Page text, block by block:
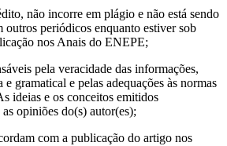
não incorre em plágio e não está sendo
outros periódicos enquanto estiver sob
nos Anais do ENEPE;
pela veracidade das informações,
gramatical e pelas adequações às normas
ideias e os conceitos emitidos
opiniões do(s) autor(es);
com a publicação do artigo nos